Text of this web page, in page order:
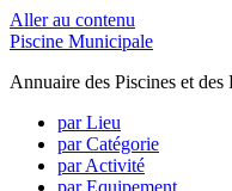
Aller au contenu
Piscine Municipale
Annuaire des Piscines et
par Lieu
par Catégorie
par Activité
par Equipement